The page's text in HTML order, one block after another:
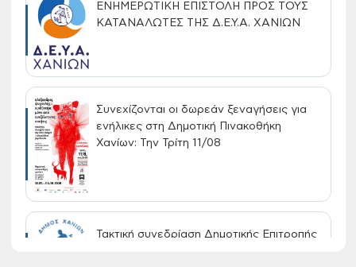
ΕΝΗΜΕΡΩΤΙΚΗ ΕΠΙΣΤΟΛΗ ΠΡΟΣ ΤΟΥΣ
ΚΑΤΑΝΑΛΩΤΕΣ ΤΗΣ Δ.Ε.Υ.Α. ΧΑΝΙΩΝ
Συνεχίζονται οι δωρεάν ξεναγήσεις για
ενήλικες στη Δημοτική Πινακοθήκη
Χανίων: Την Τρίτη 11/08
Τακτική συνεδρίαση Δημοτικής Επιτροπής